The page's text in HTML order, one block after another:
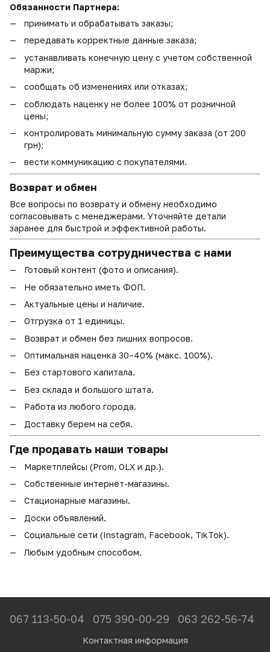
Обязанности Партнера:
принимать и обрабатывать заказы;
передавать корректные данные заказа;
устанавливать конечную цену с учетом собственной
маржи;
сообщать об изменениях или отказах;
соблюдать наценку не более 100% от розничной
цены;
контролировать минимальную сумму заказа (от 200
грн);
вести коммуникацию с покупателями.
Возврат и обмен
Все вопросы по возврату и обмену необходимо
согласовывать с менеджерами. Уточняйте детали
заранее для быстрой и эффективной работы.
Преимущества сотрудничества с нами
Готовый контент (фото и описания).
Не обязательно иметь ФОП.
Актуальные цены и наличие.
Отгрузка от 1 единицы.
Возврат и обмен без лишних вопросов.
Оптимальная наценка 30–40% (макс. 100%).
Без стартового капитала.
Без склада и большого штата.
Работа из любого города.
Доставку берем на себя.
Где продавать наши товары
Маркетплейсы (Prom, OLX и др.).
Собственные интернет-магазины.
Стационарные магазины.
Доски объявлений.
Социальные сети (Instagram, Facebook, TikTok).
Любым удобным способом.
067 113-50-04 075 390-00-29 063 262-56-74
Контактная информация